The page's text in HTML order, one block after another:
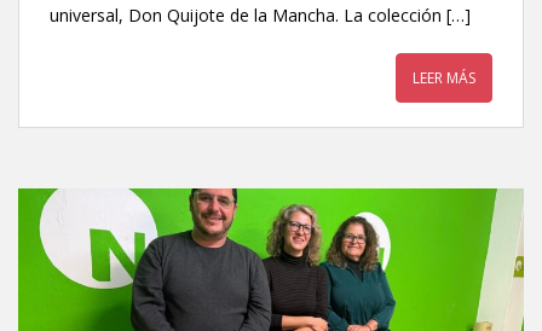
universal, Don Quijote de la Mancha. La colección […]
LEER MÁS